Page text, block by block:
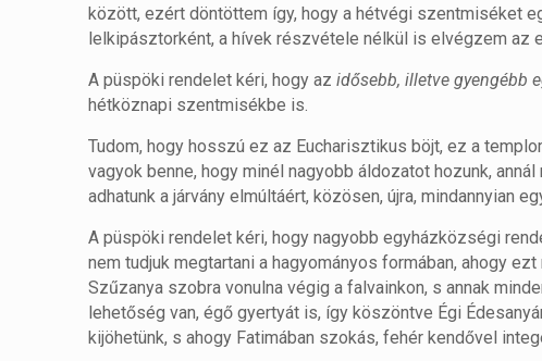
között, ezért döntöttem így, hogy a hétvégi szentmiséket
lelkipásztorként, a hívek részvétele nélkül is elvégzem
A püspöki rendelet kéri, hogy azidősebb, illetve gyengébb
hétköznapi szentmisékbe is.
Tudom, hogy hosszú ez az Eucharisztikus böjt, ez a
vagyok benne, hogy minél nagyobb áldozatot hozunk,
adhatunk a járvány elmúltáért, közösen, újra, mindannyian
A püspöki rendelet kéri, hogy nagyobb egyházközségi
nem tudjuk megtartani a hagyományos formában, ahogy
Szűzanya szobra vonulna végig a falvainkon, s annak
lehetőség van, égő gyertyát is, így köszöntve Égi
kijöhetünk, s ahogy Fatimában szokás, fehér kendővel